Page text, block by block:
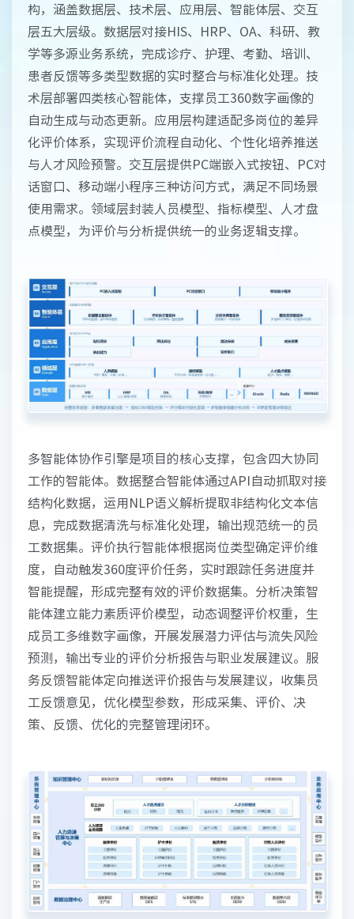
构，涵盖数据层、技术层、应用层、智能体层、交互
层五大层级。数据层对接HIS、HRP、OA、科研、教
学等多源业务系统，完成诊疗、护理、考勤、培训、
患者反馈等多类型数据的实时整合与标准化处理。技
术层部署四类核心智能体，支撑员工360数字画像的
自动生成与动态更新。应用层构建适配多岗位的差异
化评价体系，实现评价流程自动化、个性化培养推送
与人才风险预警。交互层提供PC端嵌入式按钮、PC对
话窗口、移动端小程序三种访问方式，满足不同场景
使用需求。领域层封装人员模型、指标模型、人才盘
点模型，为评价与分析提供统一的业务逻辑支撑。
多智能体协作引擎是项目的核心支撑，包含四大协同
工作的智能体。数据整合智能体通过API自动抓取对接
结构化数据，运用NLP语义解析提取非结构化文本信
息，完成数据清洗与标准化处理，输出规范统一的员
工数据集。评价执行智能体根据岗位类型确定评价维
度，自动触发360度评价任务，实时跟踪任务进度并
智能提醒，形成完整有效的评价数据集。分析决策智
能体建立能力素质评价模型，动态调整评价权重，生
成员工多维数字画像，开展发展潜力评估与流失风险
预测，输出专业的评价分析报告与职业发展建议。服
务反馈智能体定向推送评价报告与发展建议，收集员
工反馈意见，优化模型参数，形成采集、评价、决
策、反馈、优化的完整管理闭环。